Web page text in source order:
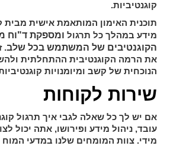
קוגנטיביות.
תוכנית האימון המותאמת אישית מבית
מידע במהלך כל תרגול ומספקת ד"וח
הקוגנטיבים של המשתמש בכל שלב.
את הרמה הקוגנטיבית ההתחלתית
הנוכחית של קשב ומיומנויות
שירות לקוחות
אם יש לך כל שאלה לגבי איך תרגול
עובד, ניהול מידע ופירושו, אתה יכול
מידי. צוות המומחים שלנו במדעי